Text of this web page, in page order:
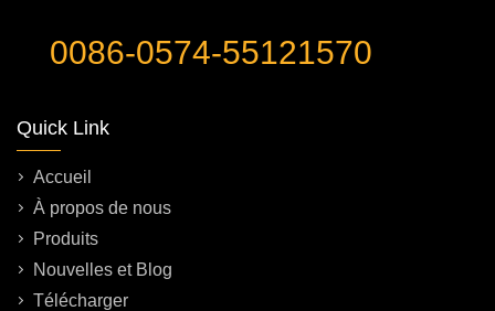
0086-0574-55121570
Quick Link
Accueil
À propos de nous
Produits
Nouvelles et Blog
Télécharger